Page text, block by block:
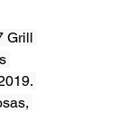
Grill